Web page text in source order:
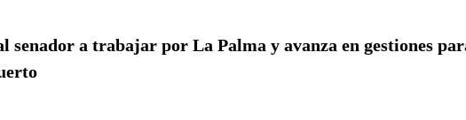
de mujeres víctimas de violencia de género con el apoyo empresarial
familias en Santa Cruz de La Palma y refuerza el comercio local en su
senador a trabajar por La Palma y avanza en gestiones